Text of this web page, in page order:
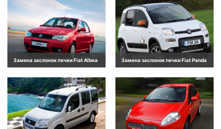
Замена заслонок печки Fiat Albea Замена заслонок печки Fiat Panda